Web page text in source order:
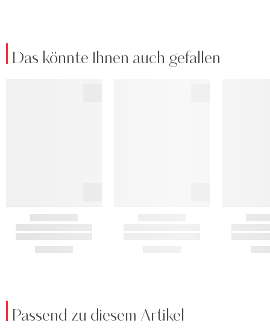
Das könnte Ihnen auch gefallen
Passend zu diesem Artikel